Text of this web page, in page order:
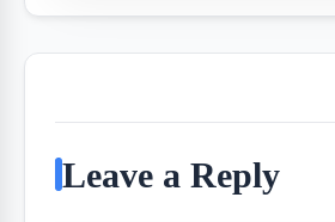
Leave a Reply